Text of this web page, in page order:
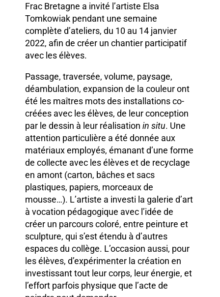
Frac Bretagne a invité l’artiste Elsa
Tomkowiak pendant une semaine
complète d’ateliers, du 10 au 14 janvier
2022, afin de créer un chantier participatif
avec les élèves.
Passage, traversée, volume, paysage,
déambulation, expansion de la couleur ont
été les maîtres mots des installations co-
créées avec les élèves, de leur conception
par le dessin à leur réalisationin situ. Une
attention particulière a été donnée aux
matériaux employés, émanant d’une forme
de collecte avec les élèves et de recyclage
en amont (carton, bâches et sacs
plastiques, papiers, morceaux de
mousse…). L’artiste a investi la galerie d’art
à vocation pédagogique avec l’idée de
créer un parcours coloré, entre peinture et
sculpture, qui s’est étendu à d’autres
espaces du collège. L’occasion aussi, pour
les élèves, d’expérimenter la création en
investissant tout leur corps, leur énergie, et
l’effort parfois physique que l’acte de